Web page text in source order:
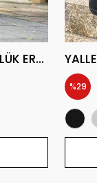
ZIVISTAN HAKİKİ DERİ GÜNLÜK ERKEK POSTAL BOT
%29